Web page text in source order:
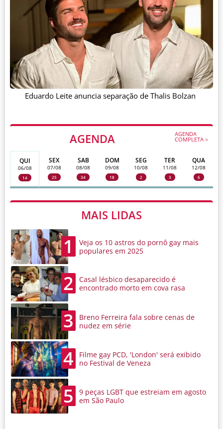
AGENDA AGENDA
COMPLETA >
QUI
06/08
14
SEX
07/08
25
SAB
08/08
34
DOM
09/08
18
SEG
10/08
2
TER
11/08
3
QUA
12/08
6
MAIS LIDAS
1
Veja os 10 astros do pornô gay mais
populares em 2025
2
Casal lésbico desaparecido é
encontrado morto em cova rasa
3
Breno Ferreira fala sobre cenas de
nudez em série
4
Filme gay PCD, 'London' será exibido
no Festival de Veneza
5
9 peças LGBT que estreiam em agosto
em São Paulo
Eduardo Leite anuncia separação de Thalis Bolzan